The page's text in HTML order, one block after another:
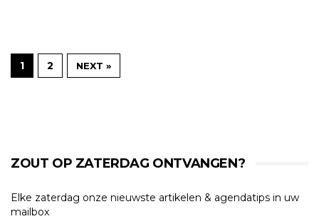
1 2 NEXT »
ZOUT OP ZATERDAG ONTVANGEN?
Elke zaterdag onze nieuwste artikelen & agendatips in uw
mailbox